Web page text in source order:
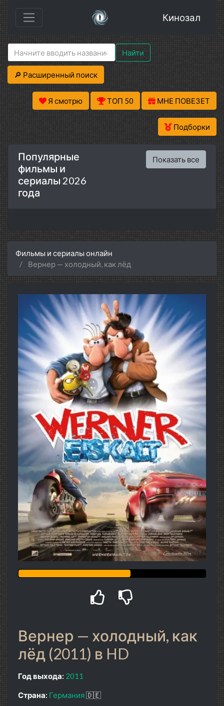
Кинозал
Найти
🔎 Расширенный поиск
Я смотрю ТОП 50 МНЕ ПОВЕЗЕТ
Подборки
Популярные
фильмы и
сериалы 2026
года
Показать все
Фильмы и сериалы онлайн
Вернер — холодный, как лёд
Вернер — холодный, как
лёд (2011) в HD
Год выхода: 2011
Страна: Германия🇩🇪